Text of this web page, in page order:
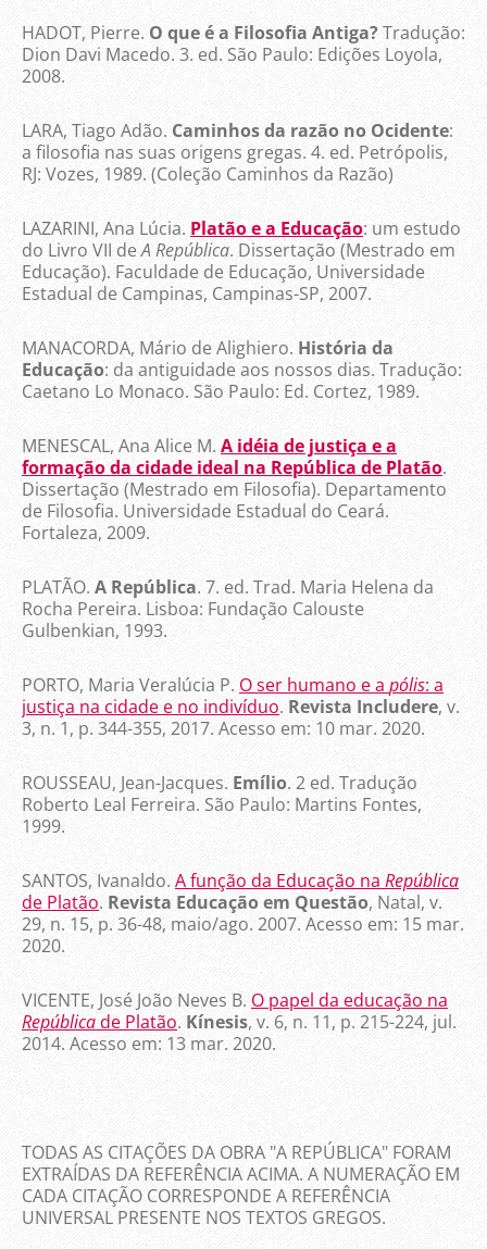
HADOT, Pierre. O que é a Filosofia Antiga?Tradução:
Dion Davi Macedo. 3. ed. São Paulo: Edições Loyola,
2008.
LARA, Tiago Adão. Caminhos da razão no Ocidente:
a filosofia nas suas origens gregas. 4. ed. Petrópolis,
RJ: Vozes, 1989. (Coleção Caminhos da Razão)
LAZARINI, Ana Lúcia. Platão e a Educação: um estudo
do Livro VII deA República. Dissertação (Mestrado em
Educação). Faculdade de Educação, Universidade
Estadual de Campinas, Campinas-SP, 2007.
MANACORDA, Mário de Alighiero. História da
Educação: da antiguidade aos nossos dias. Tradução:
Caetano Lo Monaco. São Paulo: Ed. Cortez, 1989.
MENESCAL, Ana Alice M. A idéia de justiça e a
formação da cidade ideal na República de Platão.
Dissertação (Mestrado em Filosofia). Departamento
de Filosofia. Universidade Estadual do Ceará.
Fortaleza, 2009.
PLATÃO. A República. 7. ed. Trad. Maria Helena da
Rocha Pereira. Lisboa: Fundação Calouste
Gulbenkian, 1993.
PORTO, Maria Veralúcia P. O ser humano e a pólis: a
justiça na cidade e no indivíduo. Revista Includere, v.
3, n. 1, p. 344-355, 2017. Acesso em: 10 mar. 2020.
ROUSSEAU, Jean-Jacques. Emílio. 2 ed. Tradução
Roberto Leal Ferreira. São Paulo: Martins Fontes,
1999.
SANTOS, Ivanaldo. A função da Educação na República
de Platão. Revista Educação em Questão, Natal, v.
29, n. 15, p. 36-48, maio/ago. 2007. Acesso em: 15 mar.
2020.
VICENTE, José João Neves B. O papel da educação na
Repúblicade Platão. Kínesis, v. 6, n. 11, p. 215-224, jul.
2014. Acesso em: 13 mar. 2020.
TODAS AS CITAÇÕES DA OBRA "A REPÚBLICA" FORAM
EXTRAÍDAS DA REFERÊNCIA ACIMA. A NUMERAÇÃO EM
CADA CITAÇÃO CORRESPONDE A REFERÊNCIA
UNIVERSAL PRESENTE NOS TEXTOS GREGOS.